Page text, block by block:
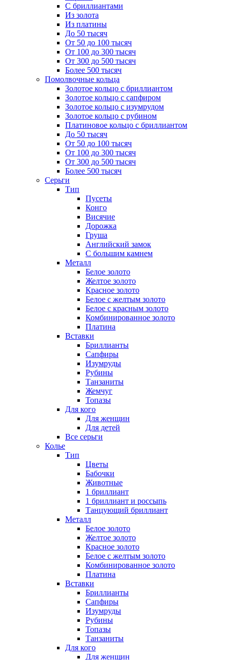
С бриллиантами
Из золота
Из платины
До 50 тысяч
От 50 до 100 тысяч
От 100 до 300 тысяч
От 300 до 500 тысяч
Более 500 тысяч
Помолвочные кольца
Золотое кольцо с бриллиантом
Золотое кольцо с сапфиром
Золотое кольцо с изумрудом
Золотое кольцо с рубином
Платиновое кольцо с бриллиантом
До 50 тысяч
От 50 до 100 тысяч
От 100 до 300 тысяч
От 300 до 500 тысяч
Более 500 тысяч
Серьги
Тип
Пусеты
Конго
Висячие
Дорожка
Груша
Английский замок
С большим камнем
Металл
Белое золото
Желтое золото
Красное золото
Белое с желтым золото
Белое с красным золото
Комбинированное золото
Платина
Вставки
Бриллианты
Сапфиры
Изумруды
Рубины
Танзаниты
Жемчуг
Топазы
Для кого
Для женщин
Для детей
Все серьги
Колье
Тип
Цветы
Бабочки
Животные
1 бриллиант
1 бриллиант и россыпь
Танцующий бриллиант
Металл
Белое золото
Желтое золото
Красное золото
Белое с желтым золото
Комбинированное золото
Платина
Вставки
Бриллианты
Сапфиры
Изумруды
Рубины
Топазы
Танзаниты
Для кого
Для женщин